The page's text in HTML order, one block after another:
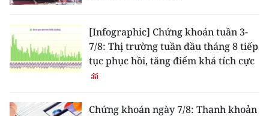
[Infographic] Chứng khoán tuần 3-
7/8: Thị trường tuần đầu tháng 8 tiếp
tục phục hồi, tăng điểm khá tích cực
Chứng khoán ngày 7/8: Thanh khoản